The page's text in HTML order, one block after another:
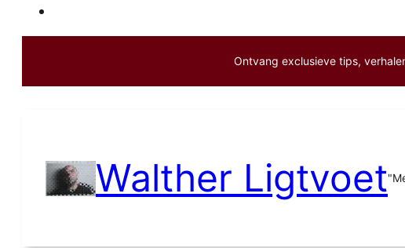
Ontvang exclusieve tips,
inhoud
Walther Ligtvoet